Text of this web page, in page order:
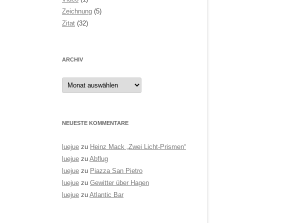
Zeichnung (5)
Zitat (32)
ARCHIV
Archiv
NEUESTE KOMMENTARE
luejue zu Heinz Mack „Zwei Licht-Prismen“
luejue zu Abflug
luejue zu Piazza San Pietro
luejue zu Gewitter über Hagen
luejue zu Atlantic Bar